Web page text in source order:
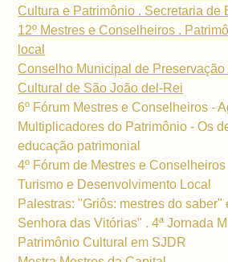
Cultura e Patrimônio . Secretaria de
12º Mestres e Conselheiros .
local
Conselho Municipal de
Cultural de São João del-Rei
6º Fórum Mestres e Conselheiros -
Multiplicadores do Patrimônio - Os
educação patrimonial
4º Fórum de Mestres e
Turismo e Desenvolvimento Local
Palestras: "Griôs: mestres do
Senhora das Vitórias" . 4ª Jornada
Patrimônio Cultural em SJDR